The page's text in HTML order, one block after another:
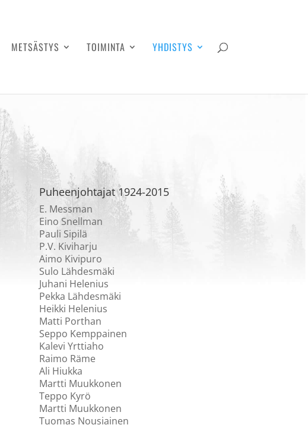
METSÄSTYS TOIMINTA YHDISTYS
Puheenjohtajat 1924-2015
E. Messman
Eino Snellman
Pauli Sipilä
P.V. Kiviharju
Aimo Kivipuro
Sulo Lähdesmäki
Juhani Helenius
Pekka Lähdesmäki
Heikki Helenius
Matti Porthan
Seppo Kemppainen
Kalevi Yrttiaho
Raimo Räme
Ali Hiukka
Martti Muukkonen
Teppo Kyrö
Martti Muukkonen
Tuomas Nousiainen